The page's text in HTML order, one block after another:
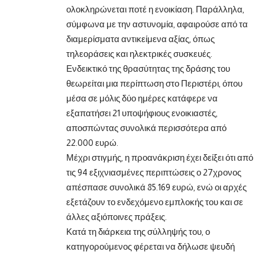
ολοκληρώνεται ποτέ η ενοικίαση. Παράλληλα,
σύμφωνα με την αστυνομία, αφαιρούσε από τα
διαμερίσματα αντικείμενα αξίας, όπως
τηλεοράσεις και ηλεκτρικές συσκευές.
Ενδεικτικό της θρασύτητας της δράσης του
θεωρείται μια περίπτωση στο Περιστέρι, όπου
μέσα σε μόλις δύο ημέρες κατάφερε να
εξαπατήσει 21 υποψήφιους ενοικιαστές,
αποσπώντας συνολικά περισσότερα από
22.000 ευρώ.
Μέχρι στιγμής, η προανάκριση έχει δείξει ότι από
τις 94 εξιχνιασμένες περιπτώσεις ο 27χρονος
απέσπασε συνολικά 85.169 ευρώ, ενώ οι αρχές
εξετάζουν το ενδεχόμενο εμπλοκής του και σε
άλλες αξιόποινες πράξεις.
Κατά τη διάρκεια της σύλληψής του, ο
κατηγορούμενος φέρεται να δήλωσε ψευδή